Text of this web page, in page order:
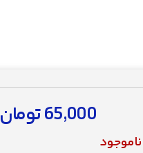
65,000تومان
ناموجود